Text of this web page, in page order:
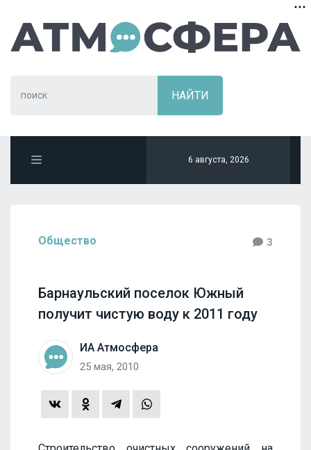
6 августа, 2026
Общество 3
Барнаульский поселок Южный
получит чистую воду к 2011 году
ИА Атмосфера
25 мая, 2010